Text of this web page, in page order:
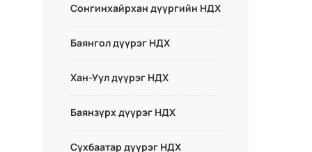
Сонгинхайрхан дүүргийн НДХ
Баянгол дүүрэг НДХ
Хан-Уул дүүрэг НДХ
Баянзүрх дүүрэг НДХ
Сүхбаатар дүүрэг НДХ